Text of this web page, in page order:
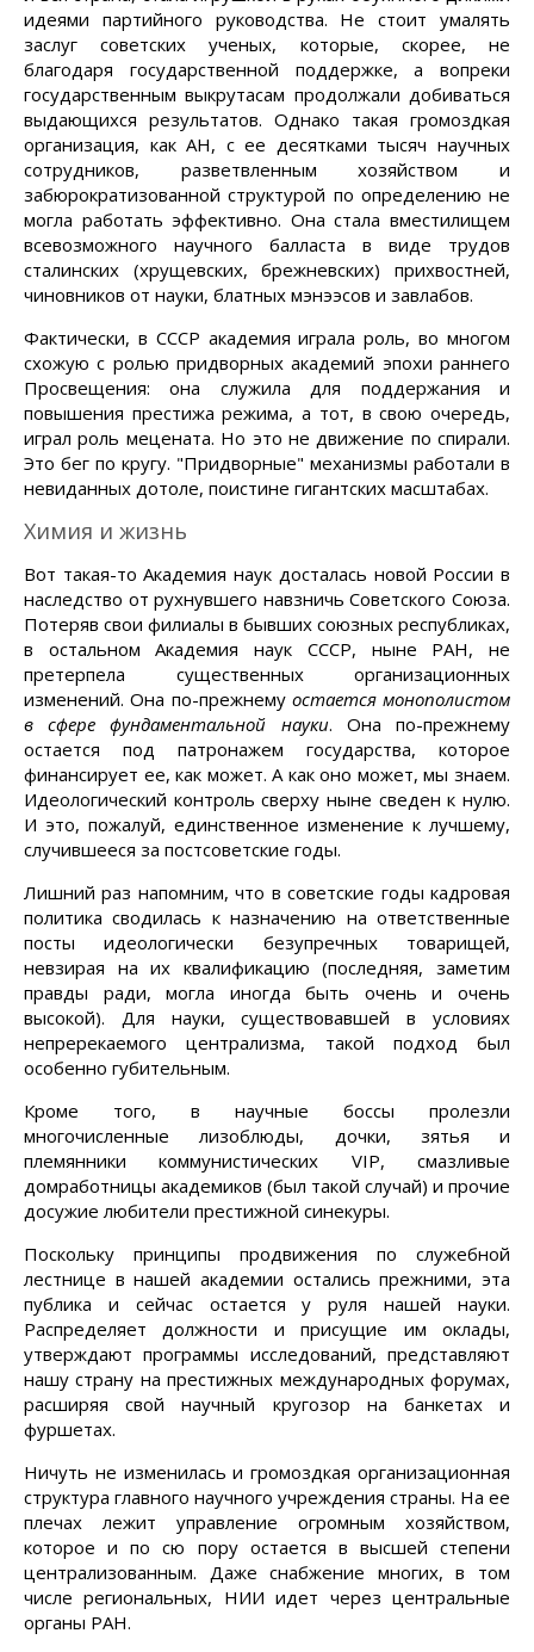
идеями партийного руководства. Не стоит умалять
заслуг советских ученых, которые, скорее, не
благодаря государственной поддержке, а вопреки
государственным выкрутасам продолжали добиваться
выдающихся результатов. Однако такая громоздкая
организация, как АН, с ее десятками тысяч научных
сотрудников, разветвленным хозяйством и
забюрократизованной структурой по определению не
могла работать эффективно. Она стала вместилищем
всевозможного научного балласта в виде трудов
сталинских (хрущевских, брежневских) прихвостней,
чиновников от науки, блатных мэнээсов и завлабов.
Фактически, в СССР академия играла роль, во многом
схожую с ролью придворных академий эпохи раннего
Просвещения: она служила для поддержания и
повышения престижа режима, а тот, в свою очередь,
играл роль мецената. Но это не движение по спирали.
Это бег по кругу. "Придворные" механизмы работали в
невиданных дотоле, поистине гигантских масштабах.
Химия и жизнь
Вот такая-то Академия наук досталась новой России в
наследство от рухнувшего навзничь Советского Союза.
Потеряв свои филиалы в бывших союзных республиках,
в остальном Академия наук СССР, ныне РАН, не
претерпела существенных организационных
изменений. Она по-прежнему остается монополистом
в сфере фундаментальной науки. Она по-прежнему
остается под патронажем государства, которое
финансирует ее, как может. А как оно может, мы знаем.
Идеологический контроль сверху ныне сведен к нулю.
И это, пожалуй, единственное изменение к лучшему,
случившееся за постсоветские годы.
Лишний раз напомним, что в советские годы кадровая
политика сводилась к назначению на ответственные
посты идеологически безупречных товарищей,
невзирая на их квалификацию (последняя, заметим
правды ради, могла иногда быть очень и очень
высокой). Для науки, существовавшей в условиях
непререкаемого централизма, такой подход был
особенно губительным.
Кроме того, в научные боссы пролезли
многочисленные лизоблюды, дочки, зятья и
племянники коммунистических VIP, смазливые
домработницы академиков (был такой случай) и прочие
досужие любители престижной синекуры.
Поскольку принципы продвижения по служебной
лестнице в нашей академии остались прежними, эта
публика и сейчас остается у руля нашей науки.
Распределяет должности и присущие им оклады,
утверждают программы исследований, представляют
нашу страну на престижных международных форумах,
расширяя свой научный кругозор на банкетах и
фуршетах.
Ничуть не изменилась и громоздкая организационная
структура главного научного учреждения страны. На ее
плечах лежит управление огромным хозяйством,
которое и по сю пору остается в высшей степени
централизованным. Даже снабжение многих, в том
числе региональных, НИИ идет через центральные
органы РАН.